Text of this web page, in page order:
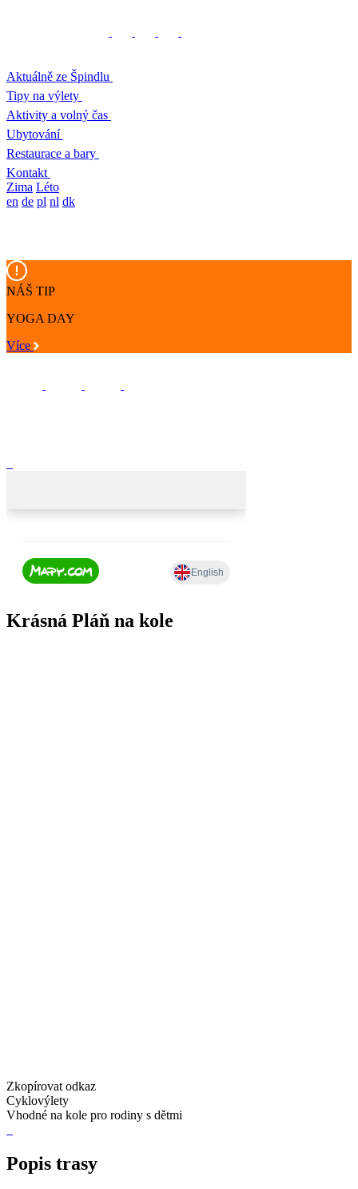
Aktuálně ze Špindlu
Tipy na výlety
Aktivity a volný čas
Ubytování
Restaurace a bary
Kontakt
Zima Léto
en de pl nl dk
NÁŠ TIP
YOGA DAY
Více
Krásná Pláň na kole
Zkopírovat odkaz
Cyklovýlety
Vhodné na kole pro rodiny s dětmi
Popis trasy